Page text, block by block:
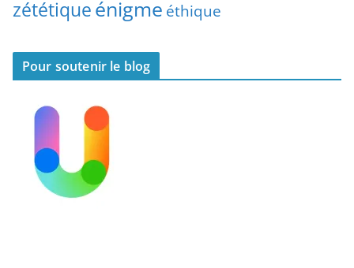
zététiqueénigme éthique
Pour soutenir le blog